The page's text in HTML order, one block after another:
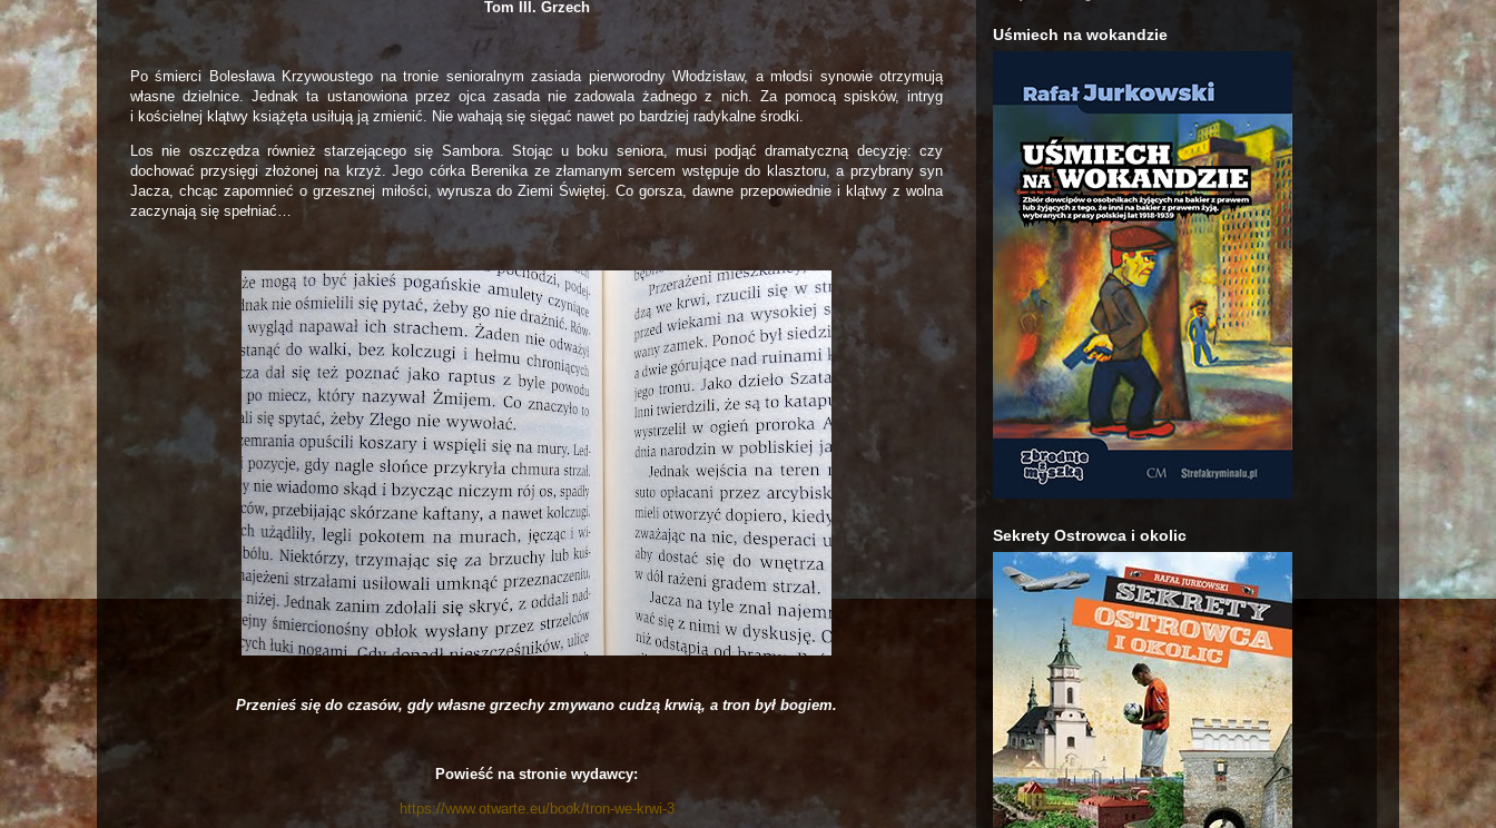
Tom III. Grzech
Po śmierci Bolesława Krzywoustego na tronie senioralnym zasiada pierworodny Włodzisław, a młodsi synowie otrzymują
własne dzielnice. Jednak ta ustanowiona przez ojca zasada nie zadowala żadnego z nich. Za pomocą spisków, intryg
i kościelnej klątwy książęta usiłują ją zmienić. Nie wahają się sięgać nawet po bardziej radykalne środki.
Los nie oszczędza również starzejącego się Sambora. Stojąc u boku seniora, musi podjąć dramatyczną decyzję: czy
dochować przysięgi złożonej na krzyż. Jego córka Berenika ze złamanym sercem wstępuje do klasztoru, a przybrany syn
Jacza, chcąc zapomnieć o grzesznej miłości, wyrusza do Ziemi Świętej. Co gorsza, dawne przepowiednie i klątwy z wolna
zaczynają się spełniać…
Przenieś się do czasów, gdy własne grzechy zmywano cudzą krwią, a tron był bogiem.
Powieść na stronie wydawcy:
https://www.otwarte.eu/book/tron-we-krwi-3
Uśmiech na wokandzie
Sekrety Ostrowca i okolic